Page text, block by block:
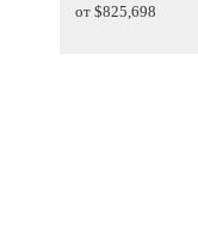
от $825,698